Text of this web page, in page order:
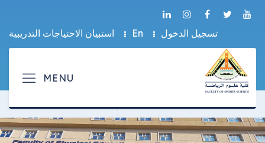
تسجيل الدخول En استبيان الاحتياجات التدريبية